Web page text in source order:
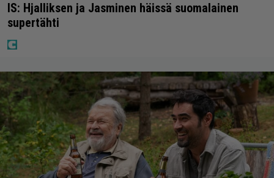
IS: Hjalliksen ja Jasminen häissä suomalainen
supertähti